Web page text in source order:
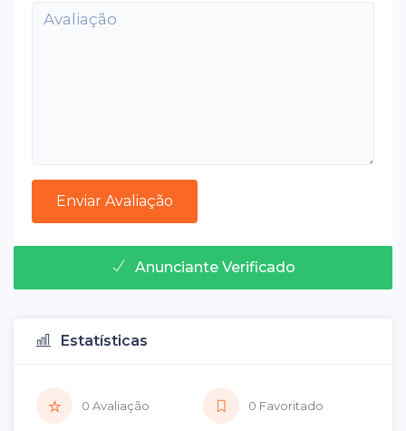
Anunciante Verificado
Estatísticas
0 Avaliação 0 Favoritado